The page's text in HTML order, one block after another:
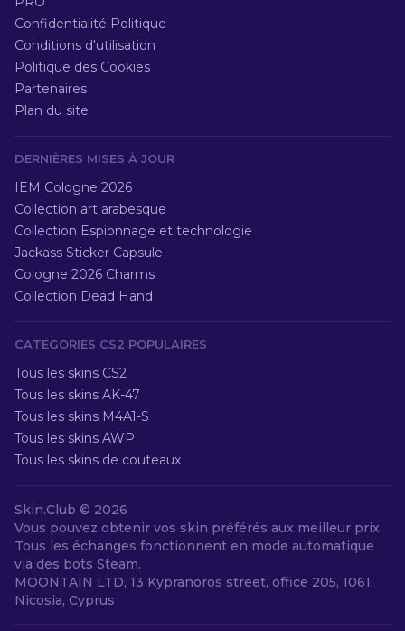
Confidentialité Politique
Conditions d'utilisation
Politique des Cookies
Partenaires
Plan du site
DERNIÈRES MISES À JOUR
IEM Cologne 2026
Collection art arabesque
Collection Espionnage et technologie
Jackass Sticker Capsule
Cologne 2026 Charms
Collection Dead Hand
CATÉGORIES CS2 POPULAIRES
Tous les skins CS2
Tous les skins AK-47
Tous les skins M4A1-S
Tous les skins AWP
Tous les skins de couteaux
Skin.Club © 2026
Vous pouvez obtenir vos skin préférés aux meilleur prix.
Tous les échanges fonctionnent en mode automatique
via des bots Steam.
MOONTAIN LTD, 13 Kypranoros street, office 205, 1061,
Nicosia, Cyprus